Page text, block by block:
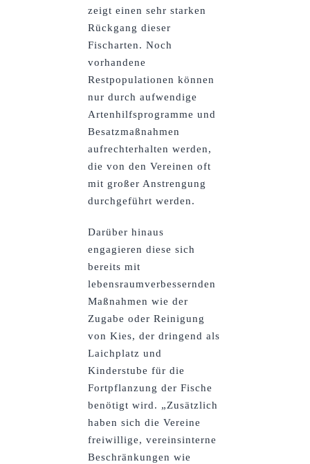
zeigt einen sehr starken
Rückgang dieser
Fischarten. Noch
vorhandene
Restpopulationen können
nur durch aufwendige
Artenhilfsprogramme und
Besatzmaßnahmen
aufrechterhalten werden,
die von den Vereinen oft
mit großer Anstrengung
durchgeführt werden.
Darüber hinaus
engagieren diese sich
bereits mit
lebensraumverbessernden
Maßnahmen wie der
Zugabe oder Reinigung
von Kies, der dringend als
Laichplatz und
Kinderstube für die
Fortpflanzung der Fische
benötigt wird. „Zusätzlich
haben sich die Vereine
freiwillige, vereinsinterne
Beschränkungen wie